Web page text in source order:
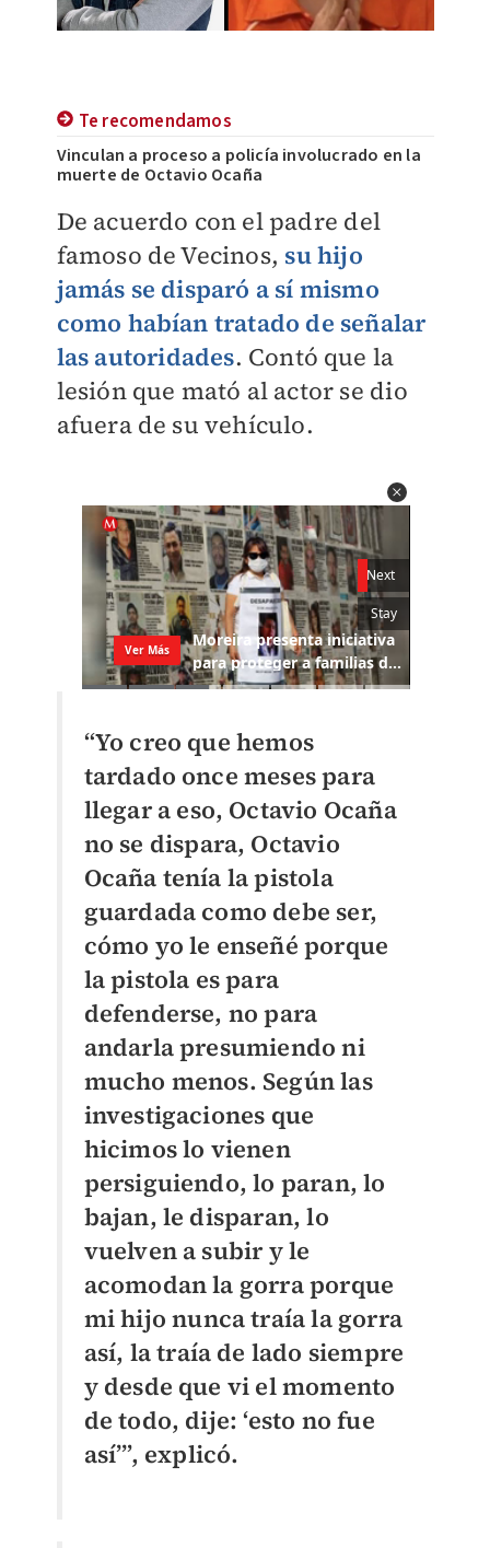
Te recomendamos
Vinculan a proceso a policía involucrado en la
muerte de Octavio Ocaña
De acuerdo con el padre del
famoso de Vecinos, su hijo
jamás se disparó a sí mismo
como habían tratado de señalar
las autoridades. Contó que la
lesión que mató al actor se dio
afuera de su vehículo.
“Yo creo que hemos
tardado once meses para
llegar a eso, Octavio Ocaña
no se dispara, Octavio
Ocaña tenía la pistola
guardada como debe ser,
cómo yo le enseñé porque
la pistola es para
defenderse, no para
andarla presumiendo ni
mucho menos. Según las
investigaciones que
hicimos lo vienen
persiguiendo, lo paran, lo
bajan, le disparan, lo
vuelven a subir y le
acomodan la gorra porque
mi hijo nunca traía la gorra
así, la traía de lado siempre
y desde que vi el momento
de todo, dije: ‘esto no fue
así’”, explicó.